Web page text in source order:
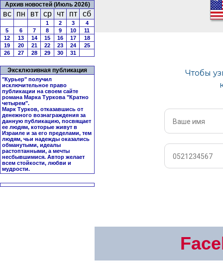
Архив новостей (Июль 2026)
вс пн вт ср чт пт сб
1 2 3
4
5
6 7 8 9 10
11
12
13 14 15 16 17
18
19
20 21 22 23 24
25
26
27 28 29 30 31
Эксклюзивная публикация
"Курьер" получил
исключительное право
публикации на своем сайте
романа Марка Туркова "Кратно
четырем".
Марк Турков, отказавшись от
денежного вознаграждения за
данную публикацию, посвящает
ее людям, которые живут в
Израиле и за его пределами, тем
людям, чьи надежды оказались
обманутыми, идеалы
растоптанными, а мечты
несбывшимися. Автор желает
всем стойкости, любви и
мудрости.